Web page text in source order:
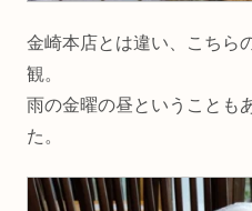
金崎本店とは違い、こちら
観。
雨の金曜の昼ということも
た。